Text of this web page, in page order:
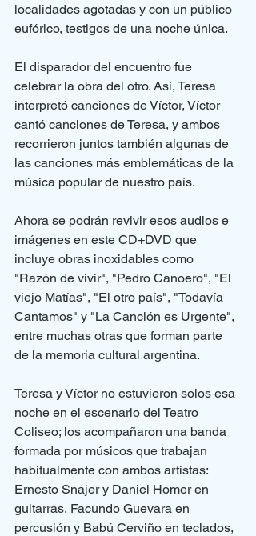
localidades agotadas y con un público
eufórico, testigos de una noche única.
El disparador del encuentro fue
celebrar la obra del otro. Así, Teresa
interpretó canciones de Víctor, Víctor
cantó canciones de Teresa, y ambos
recorrieron juntos también algunas de
las canciones más emblemáticas de la
música popular de nuestro país.
Ahora se podrán revivir esos audios e
imágenes en este CD+DVD que
incluye obras inoxidables como
"Razón de vivir", "Pedro Canoero", "El
viejo Matías", "El otro país", "Todavía
Cantamos" y "La Canción es Urgente",
entre muchas otras que forman parte
de la memoria cultural argentina.
Teresa y Víctor no estuvieron solos esa
noche en el escenario del Teatro
Coliseo; los acompañaron una banda
formada por músicos que trabajan
habitualmente con ambos artistas:
Ernesto Snajer y Daniel Homer en
guitarras, Facundo Guevara en
percusión y Babú Cerviño en teclados,